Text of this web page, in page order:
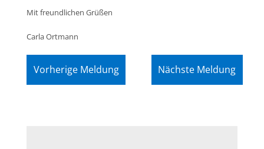
Mit freundlichen Grüßen
Carla Ortmann
Vorherige Meldung Nächste Meldung